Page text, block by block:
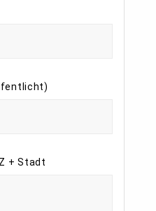
+ Stadt